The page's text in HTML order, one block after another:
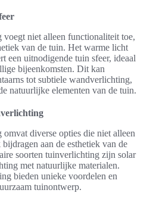
niet alleen functionaliteit toe,
van de tuin. Het warme licht
een uitnodigende tuin sfeer, ideaal
bijeenkomsten. Dit kan
tot subtiele wandverlichting,
natuurlijke elementen van de tuin.
diverse opties die niet alleen
aan de esthetiek van de
soorten tuinverlichting zijn solar
met natuurlijke materialen.
bieden unieke voordelen en
tuinontwerp.